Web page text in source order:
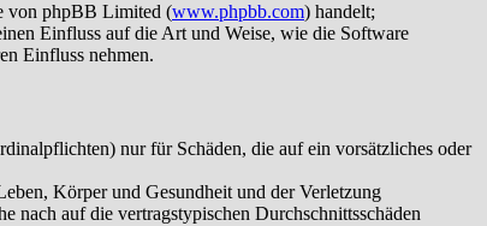
von phpBB Limited (www.phpbb.com) handelt;
Einfluss auf die Art und Weise, wie die Software
Einfluss nehmen.
nur für Schäden, die auf ein vorsätzliches oder
Körper und Gesundheit und der Verletzung
nach auf die vertragstypischen Durchschnittsschäden